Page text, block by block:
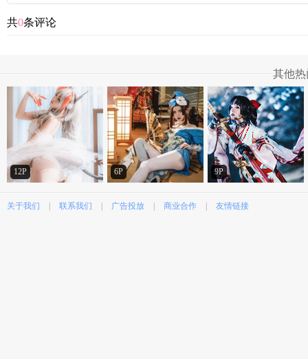
共0条评论
其他
12P 6P 9P
关于我们 | 联系我们 | 广告投放 | 商业合作 | 友情链接